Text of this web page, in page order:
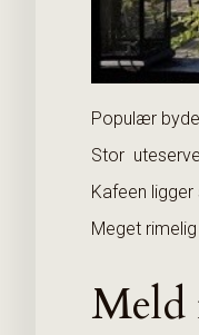
Populær
Stor
Kafeen
Meget
Meld